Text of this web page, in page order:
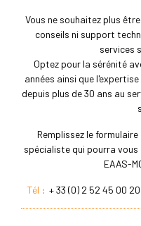
Vous ne souhaitez plus
conseils ni support
services
Optez pour la sérénité
années ainsi que
depuis plus de 30 ans au
Remplissez le
spécialiste qui pourra vous
EAAS-
Tél : + 33 (0) 2 52 45 00 20